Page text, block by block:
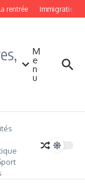
rentrée Immigration
M
e
n
u